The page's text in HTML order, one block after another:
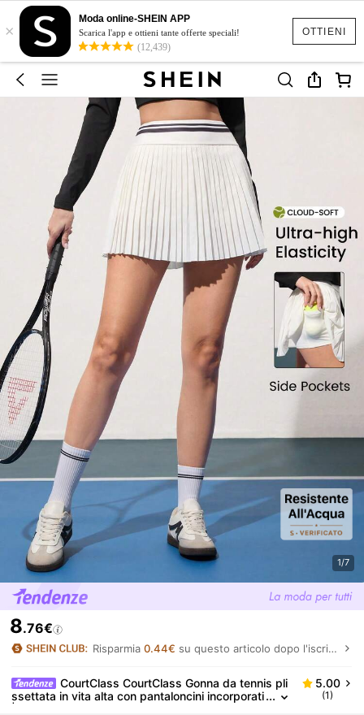
OTTIENI
×
Moda online-SHEIN APP
Scarica l'app e ottieni tante offerte speciali!
(12,439)
1/7
8.76€
Risparmia0.44€ su questo articolo dopo l'iscrizione.
CourtClass CourtClass Gonna da tennis pli
ssettata in vita alta con pantaloncini incorporati
5.00
(1)